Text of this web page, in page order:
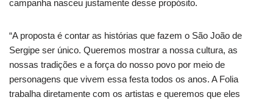
campanha nasceu justamente desse propósito.
“A proposta é contar as histórias que fazem o São João de
Sergipe ser único. Queremos mostrar a nossa cultura, as
nossas tradições e a força do nosso povo por meio de
personagens que vivem essa festa todos os anos. A Folia
trabalha diretamente com os artistas e queremos que eles